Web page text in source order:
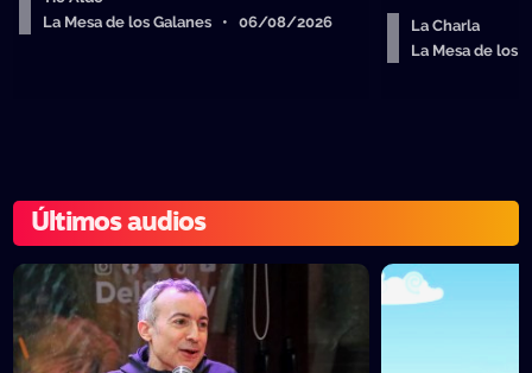
La Mesa de los Galanes • 06/08/2026
La Charla
La Mesa de
Últimos audios